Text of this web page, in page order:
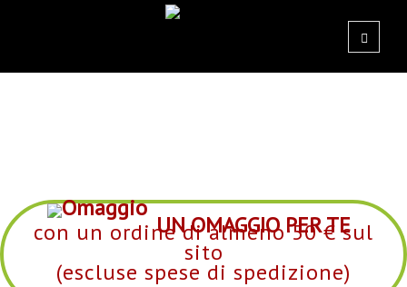
UN OMAGGIO PER TE
con un ordine di almeno 50 € sul
sito
(escluse spese di spedizione)